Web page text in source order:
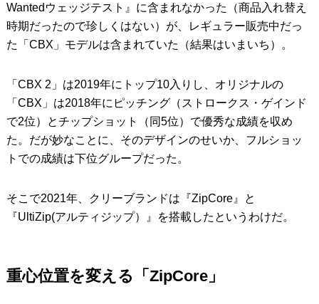
Wantedウェッジテスト』に含まれなかった（商品入れ替え
時期だったので珍しくはない）が、レギュラー販売中だっ
た「CBX」モデルは含まれていた（結果はいまいち）。
「CBX 2」は2019年にトップ10入りし、オリジナルの
「CBX」は2018年にピッチング（ストロークス・ゲインド
で2位）とチップショット（同5位）で優秀な成績を収め
た。だが妙なことに、そのデザインのせいか、フルショッ
トでの成績は下位グループだった。
そこで2021年、クリーブランドは『ZipCore』と
『UltiZip(アルティジップ）』を搭載したというわけだ。
重心位置を変える「ZipCore」